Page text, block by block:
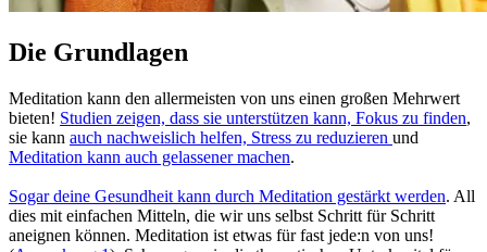
Die Grundlagen
Meditation kann den allermeisten von uns einen großen Mehrwert
bieten! Stu­dien zeigen, dass sie unterstützen kann, Fokus zu finden,
sie kann auch nachweislich helfen, Stress zu redu­zie­ren und
Meditation kann auch gelas­se­ner machen.
Sogar deine Gesund­heit kann durch Medi­ta­tion gestärkt werden. All
dies mit ein­fa­chen Mit­teln, die wir uns selbst Schritt für Schritt
aneignen können. Meditation ist etwas für fast jede:n von uns!